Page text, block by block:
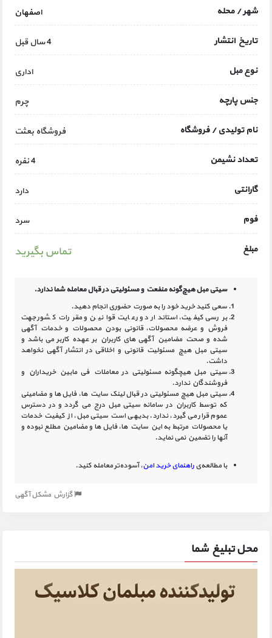
شهر / محله اصفهان
تاریخ انتشار 4 سال قبل
نوع مبل اداری
جنس پارچه چرم
نام تولیدی / فروشگاه فروشگاه بعثت
تعداد نشیمن 4 نفره
گارانتی دارد
فوم سرد
مبلغ تماس بگیرید
سیتی مبل هیچ‌گونه منفعت و مسئولیتی درقبال معامله شما ندارد.
سعی کنید خرید خود را به صورت حضوری انجام دهید.
بررسی کیفیت، استاندارد و رعایت قوانین و مقررات کشور جهت
فروش و عرضه محصولات، قانونی بودن محصولات و خدمات آگهی
شده و صحت مضامین آگهی‏ های کاربران بر عهده کاربر می باشد و
سیتی مبل هیچ مسئولیت قانونی و اخلاقی در انتشار آگهی نخواهد
داشت.
سیتی مبل هیچگونه مسئولیتی در معاملات فی مابین خریداران و
فروشندگان ندارد.
سیتی مبل هیچ مسئولیتی در قبال لینک‏ سایت ‏ها، فایل ‏ها و مضامینی
که توسط کاربران در سامانه‏ سیتی مبل درج می گردد و در دسترس
عموم قرار می گیرد، ندارد. بدیهی است سیتی مبل، از کیفیت خدمات
یا محصولات مرتبط به این سایت‏ ها، فایل ها و مضامین مطلع نبوده و
آنها را تضمین نمی نماید.
با مطالعه‌یراهنمای خرید امن، آسوده‌تر معامله کنید.
گزارش مشکل آگهی
محل تبلیغ شما